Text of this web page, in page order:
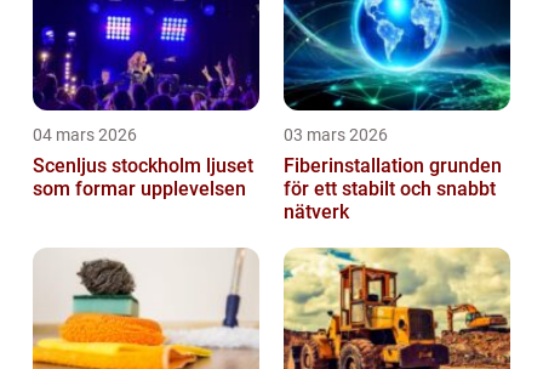
04 mars 2026
Scenljus stockholm ljuset
som formar upplevelsen
03 mars 2026
Fiberinstallation grunden
för ett stabilt och snabbt
nätverk